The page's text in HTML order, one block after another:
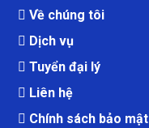
Về chúng tôi
Dịch vụ
Tuyển đại lý
Liên hệ
Chính sách bảo mật